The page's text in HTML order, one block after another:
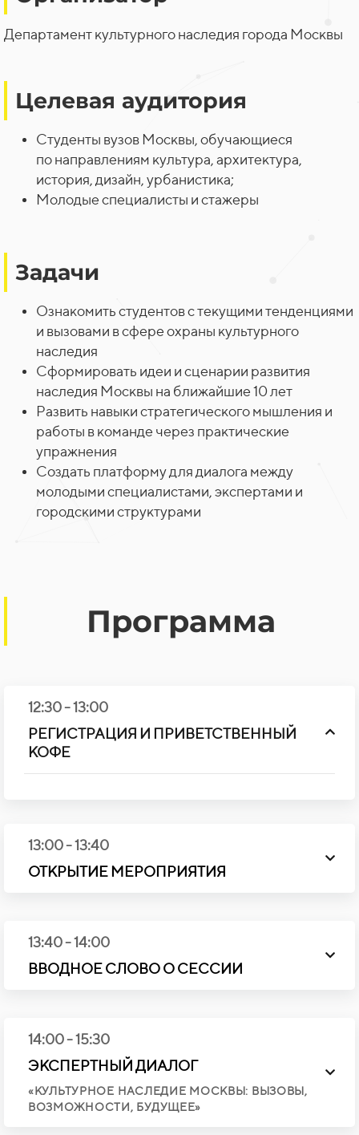
Департамент культурного наследия города Москвы
Целевая аудитория
Студенты вузов Москвы, обучающиеся
понаправлениям культура, архитектура,
история, дизайн, урбанистика;
Молодые специалисты истажеры
Задачи
Ознакомить студентов с текущими тенденциями
и вызовами в сфере охраны культурного
наследия
Сформировать идеи исценарии развития
наследия Москвы на ближайшие 10 лет
Развить навыки стратегического мышления и
работы в команде через практические
упражнения
Создать платформу для диалога между
молодыми специалистами, экспертами и
городскими структурами
Программа
12:30-13:00
РЕГИСТРАЦИЯ И ПРИВЕТСТВЕННЫЙ
КОФЕ
13:00-13:40
ОТКРЫТИЕ МЕРОПРИЯТИЯ
13:40-14:00
ВВОДНОЕ СЛОВО О СЕССИИ
14:00 - 15:30
ЭКСПЕРТНЫЙ ДИАЛОГ
«КУЛЬТУРНОЕ НАСЛЕДИЕ МОСКВЫ: ВЫЗОВЫ,
ВОЗМОЖНОСТИ, БУДУЩЕЕ»